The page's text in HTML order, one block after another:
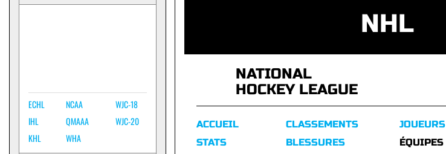
ECHL
IHL
KHL
NCAA
QMAAA
WHA
WJC-18
WJC-20
NHL
NATIONAL
HOCKEY LEAGUE
ACCUEIL
STATS
CLASSEMENTS
BLESSURES
JOUEURS
ÉQUIPES